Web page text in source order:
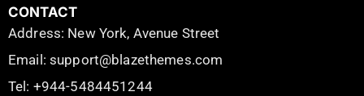
CONTACT
Address: New York, Avenue Street
Email: support@blazethemes.com
Tel: +944-5484451244